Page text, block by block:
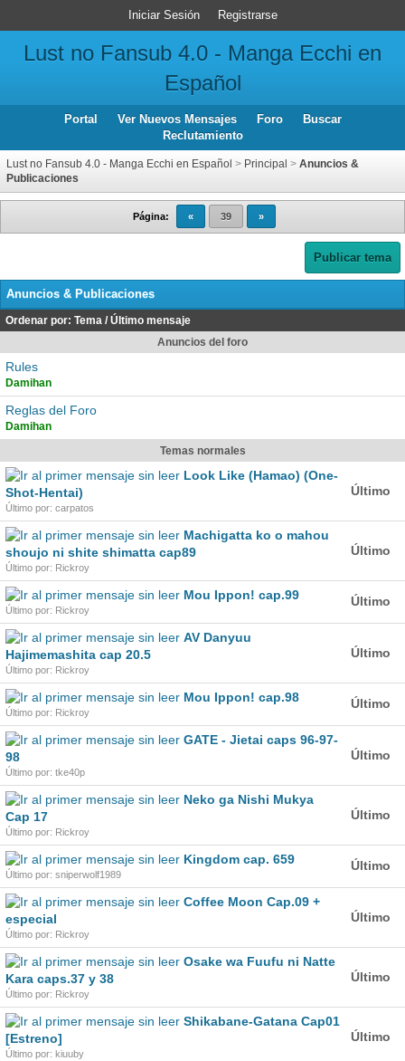
Iniciar Sesión Registrarse
Lust no Fansub 4.0 - Manga Ecchi en
Español
Portal Ver Nuevos Mensajes Foro
Buscar
Reclutamiento
Lust no Fansub 4.0 - Manga Ecchi en Español > Principal > Anuncios &
Publicaciones
Página: « 39 »
Publicar tema
Anuncios & Publicaciones
Ordenar por: Tema / Último mensaje
Anuncios del foro
Rules
Damihan
Reglas del Foro
Damihan
Temas normales
Look Like (Hamao) (One-
Shot-Hentai)
Último por: carpatos
Último
Machigatta ko o mahou
shoujo ni shite shimatta cap89
Último por: Rickroy
Último
Mou Ippon! cap.99
Último por: Rickroy
Último
AV Danyuu
Hajimemashita cap 20.5
Último por: Rickroy
Último
Mou Ippon! cap.98
Último por: Rickroy
Último
GATE - Jietai caps 96-97-
98
Último por: tke40p
Último
Neko ga Nishi Mukya
Cap 17
Último por: Rickroy
Último
Kingdom cap. 659
Último por: sniperwolf1989
Último
Coffee Moon Cap.09 +
especial
Último por: Rickroy
Último
Osake wa Fuufu ni Natte
Kara caps.37 y 38
Último por: Rickroy
Último
Shikabane-Gatana Cap01
[Estreno]
Último por: kiuuby
Último